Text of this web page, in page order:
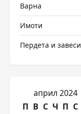
Варна
Имоти
Пердета и завеси
април 2024
П В С Ч П С